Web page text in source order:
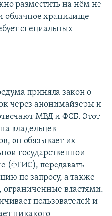
разместить на нём не
облачное хранилище
специальных
приняла закон о
через анонимайзеры и
МВД и ФСБ. Этот
владельцев
он обязывает их
государственной
(ФГИС), передавать
по запросу, а также
ограниченные властями.
пользователей и
никакого